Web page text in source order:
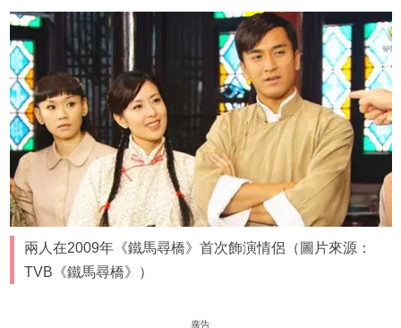
兩人在2009年《鐵馬尋橋》首次飾演情侶（圖片來源：
TVB《鐵馬尋橋》）
廣告